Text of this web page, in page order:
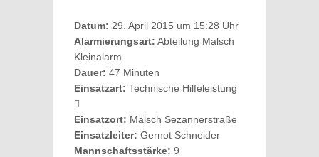
Datum: 29. April 2015 um 15:28 Uhr
Alarmierungsart: Abteilung Malsch
Kleinalarm
Dauer: 47 Minuten
Einsatzart: Technische Hilfeleistung
Einsatzort: Malsch Sezannerstraße
Einsatzleiter: Gernot Schneider
Mannschaftsstärke: 9